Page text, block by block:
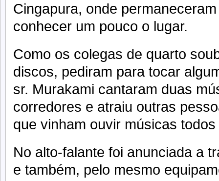
Cingapura, onde
conhecer um pouco o lugar.
Como os colegas de quarto
discos, pediram para tocar
sr. Murakami cantaram duas
corredores e atraiu outras
que vinham ouvir músicas
No alto-falante foi anunciada a
e também, pelo mesmo